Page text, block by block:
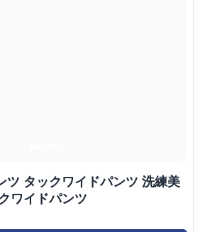
ツ タックワイドパンツ 洗練美
ワイドパンツ